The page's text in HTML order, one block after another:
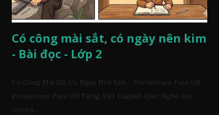
Có công mài sắt, có ngày nên kim
- Bài đọc - Lớp 2
Có Công Mài Sắt Có Ngày Nên Kim - Persistence Pays Off
Persistence Pays Off Tiếng Việt English Quiz Nghe đọc
truyện...